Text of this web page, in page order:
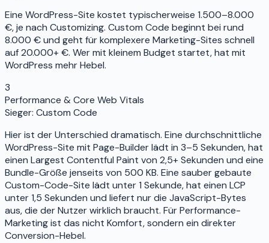
Eine WordPress-Site kostet typischerweise 1.500–8.000
€, je nach Customizing. Custom Code beginnt bei rund
8.000 € und geht für komplexere Marketing-Sites schnell
auf 20.000+ €. Wer mit kleinem Budget startet, hat mit
WordPress mehr Hebel.
3
Performance & Core Web Vitals
Sieger: Custom Code
Hier ist der Unterschied dramatisch. Eine durchschnittliche
WordPress-Site mit Page-Builder lädt in 3–5 Sekunden, hat
einen Largest Contentful Paint von 2,5+ Sekunden und eine
Bundle-Größe jenseits von 500 KB. Eine sauber gebaute
Custom-Code-Site lädt unter 1 Sekunde, hat einen LCP
unter 1,5 Sekunden und liefert nur die JavaScript-Bytes
aus, die der Nutzer wirklich braucht. Für Performance-
Marketing ist das nicht Komfort, sondern ein direkter
Conversion-Hebel.